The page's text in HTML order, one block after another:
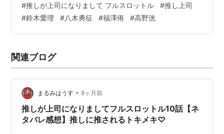
ゴリーから楽しめます(๑˃̵ᴗ˂̵) 推しが上司になりまして11
話あらすじ 11話の推しシーン／感想 もつれる想い お水
顔♡ 2次会サプライズ♡ まとめ 推しが上司になりまして
放…
#推しが上司になりまして フルスロットル #推し上司
#鈴木愛理 #八木勇征 #福澤侑 #高野洸
関連ブログ
まるみはうす • 8ヶ月前
推しが上司になりましてフルスロットル10話【ネ
タバレ感想】推しに推されるトキメキ♡